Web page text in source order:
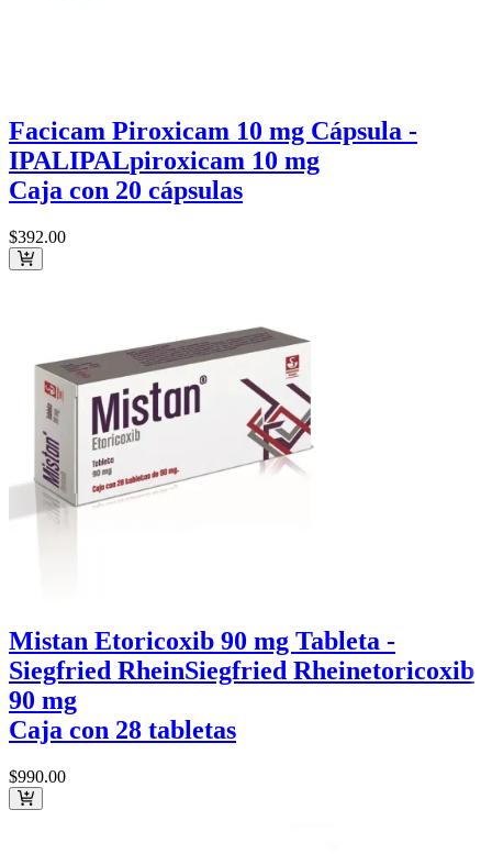
Facicam Piroxicam 10 mg Cápsula -
IPALIPALpiroxicam 10 mg
Caja con 20 cápsulas
$392.00
Mistan Etoricoxib 90 mg Tableta -
Siegfried RheinSiegfried Rheinetoricoxib
90 mg
Caja con 28 tabletas
$990.00